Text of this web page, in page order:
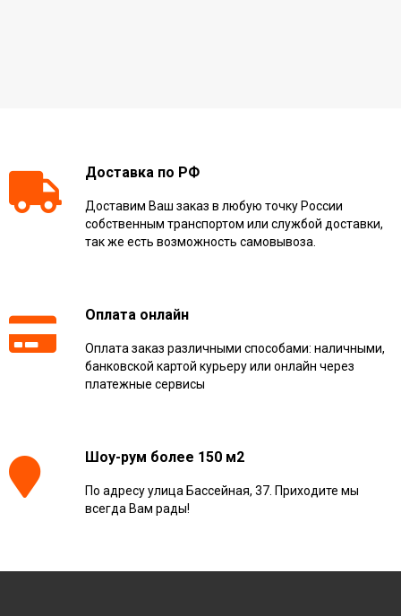
Доставка по РФ
Доставим Ваш заказ в любую точку России
собственным транспортом или службой доставки,
так же есть возможность самовывоза.
Оплата онлайн
Оплата заказ различными способами: наличными,
банковской картой курьеру или онлайн через
платежные сервисы
Шоу-рум более 150 м2
По адресу улица Бассейная, 37. Приходите мы
всегда Вам рады!